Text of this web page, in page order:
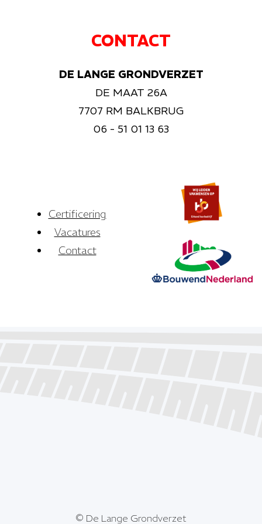
CONTACT
DE LANGE GRONDVERZET
DE MAAT 26A
7707 RM BALKBRUG
06 - 51 01 13 63
Certificering
Vacatures
Contact
© De Lange Grondverzet